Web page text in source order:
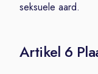
seksuele aard.
Artikel 6